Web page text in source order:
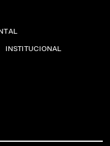
INSTITUCIONAL